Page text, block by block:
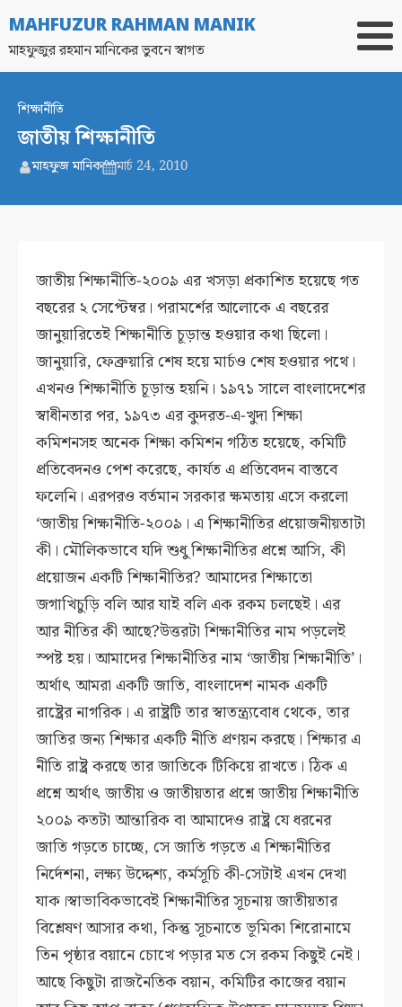
MAHFUZUR RAHMAN MANIK
মাহফুজুর রহমান মানিকের ভুবনে স্বাগত
শিক্ষানীতি
জাতীয় শিক্ষানীতি
মাহফুজ মানিক মার্চ 24, 2010
জাতীয় শিক্ষানীতি-২০০৯ এর খসড়া প্রকাশিত হয়েছে গত
বছরের ২ সেপ্টেম্বর। পরামর্শের আলোকে এ বছরের
জানুয়ারিতেই শিক্ষানীতি চূড়ান্ত হওয়ার কথা ছিলো।
জানুয়ারি, ফেব্রুয়ারি শেষ হয়ে মার্চও শেষ হওয়ার পথে।
এখনও শিক্ষানীতি চূড়ান্ত হয়নি। ১৯৭১ সালে বাংলাদেশের
স্বাধীনতার পর, ১৯৭৩ এর কুদরত-এ-খুদা শিক্ষা
কমিশনসহ অনেক শিক্ষা কমিশন গঠিত হয়েছে, কমিটি
প্রতিবেদনও পেশ করেছে, কার্যত এ প্রতিবেদন বাস্তবে
ফলেনি। এরপরও বর্তমান সরকার ক্ষমতায় এসে করলো
‘জাতীয় শিক্ষানীতি-২০০৯। এ শিক্ষানীতির প্রয়োজনীয়তাটা
কী। মৌলিকভাবে যদি শুধু শিক্ষানীতির প্রশ্নে আসি, কী
প্রয়োজন একটি শিক্ষানীতির? আমাদের শিক্ষাতো
জগাখিচুড়ি বলি আর যাই বলি এক রকম চলছেই। এর
আর নীতির কী আছে?উত্তরটা শিক্ষানীতির নাম পড়লেই
স্পষ্ট হয়। আমাদের শিক্ষানীতির নাম ‘জাতীয় শিক্ষানীতি’।
অর্থাৎ আমরা একটি জাতি, বাংলাদেশ নামক একটি
রাষ্ট্রের নাগরিক। এ রাষ্ট্রটি তার স্বাতন্ত্র্যবোধ থেকে, তার
জাতির জন্য শিক্ষার একটি নীতি প্রণয়ন করছে। শিক্ষার এ
নীতি রাষ্ট্র করছে তার জাতিকে টিকিয়ে রাখতে। ঠিক এ
প্রশ্নে অর্থাৎ জাতীয় ও জাতীয়তার প্রশ্নে জাতীয় শিক্ষানীতি
২০০৯ কতটা আন্তারিক বা আমাদেও রাষ্ট্র যে ধরনের
জাতি গড়তে চাচ্ছে, সে জাতি গড়তে এ শিক্ষানীতির
নির্দেশনা, লক্ষ্য উদ্দেশ্য, কর্মসূচি কী-সেটাই এখন দেখা
যাক।স্বাভাবিকভাবেই শিক্ষানীতির সূচনায় জাতীয়তার
বিশ্লেষণ আসার কথা, কিন্তু সূচনাতে ভূমিকা শিরোনামে
তিন পৃষ্ঠার বয়ানে চোখে পড়ার মত সে রকম কিছুই নেই।
আছে কিছুটা রাজনৈতিক বয়ান, কমিটির কাজের বয়ান